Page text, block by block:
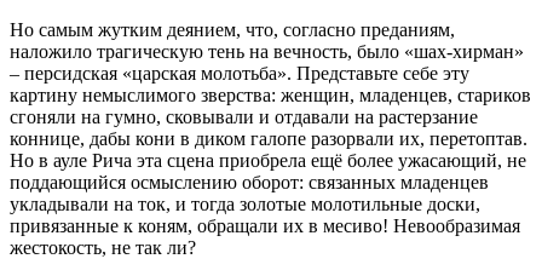
Но самым жутким деянием, что, согласно преданиям,
наложило трагическую тень на вечность, было «шах-хирман»
– персидская «царская молотьба». Представьте себе эту
картину немыслимого зверства: женщин, младенцев, стариков
сгоняли на гумно, сковывали и отдавали на растерзание
коннице, дабы кони в диком галопе разорвали их, перетоптав.
Но в ауле Рича эта сцена приобрела ещё более ужасающий, не
поддающийся осмыслению оборот: связанных младенцев
укладывали на ток, и тогда золотые молотильные доски,
привязанные к коням, обращали их в месиво! Невообразимая
жестокость, не так ли?